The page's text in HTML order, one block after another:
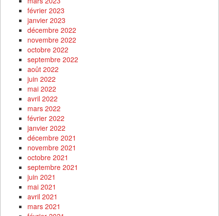
février 2023
janvier 2023
décembre 2022
novembre 2022
octobre 2022
septembre 2022
août 2022
juin 2022
mai 2022
avril 2022
mars 2022
février 2022
janvier 2022
décembre 2021
novembre 2021
octobre 2021
septembre 2021
juin 2021
mai 2021
avril 2021
mars 2021